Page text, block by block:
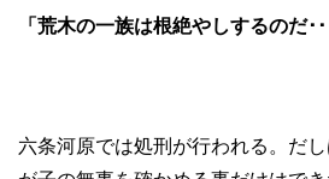
「荒木の一族は根絶やしするのだ･･
六条河原では処刑が行われる。だ